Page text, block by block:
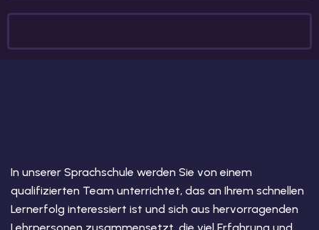
In unserer Sprachschule werden Sie von einem
qualifizierten Team unterrichtet, das an Ihrem schnellen
Lernerfolg interessiert ist und sich aus hervorragenden